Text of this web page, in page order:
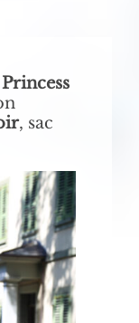
Princess
, sac